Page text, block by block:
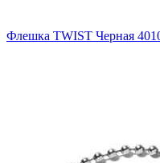
Флешка TWIST Черная